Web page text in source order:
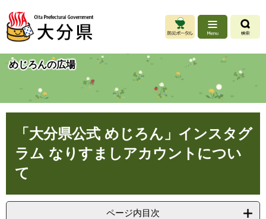
ジ
先
頭
。
ュ
を
飛
て
めじろんの広場
「大分県公式 めじろん」インスタグ
ラム なりすましアカウントについ
て
ページ内目次